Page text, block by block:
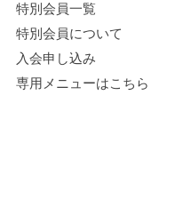
特別会員一覧
特別会員について
入会申し込み
専用メニューはこちら